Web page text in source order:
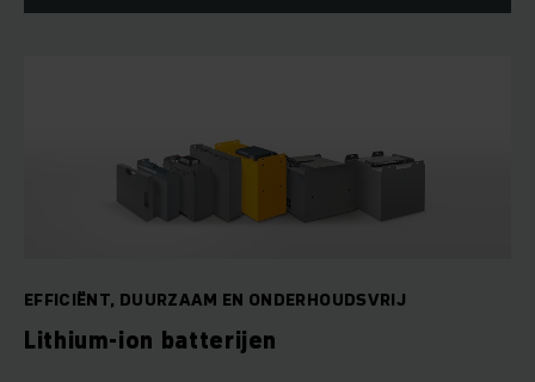
EFFICIËNT, DUURZAAM EN ONDERHOUDSVRIJ
Lithium-ion batterijen